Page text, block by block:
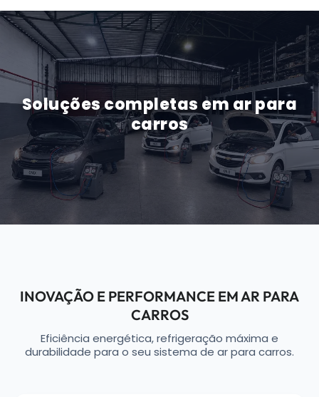
Soluções completas em ar para
carros
INOVAÇÃO E PERFORMANCE EM AR PARA
CARROS
Eficiência energética, refrigeração máxima e
durabilidade para o seu sistema de ar para carros.